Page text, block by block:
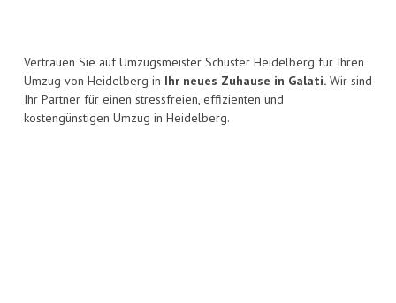
Vertrauen Sie auf Umzugsmeister Schuster Heidelberg für Ihren
Umzug von Heidelberg in Ihr neues Zuhause in Galati. Wir sind
Ihr Partner für einen stressfreien, effizienten und
kostengünstigen Umzug in Heidelberg.